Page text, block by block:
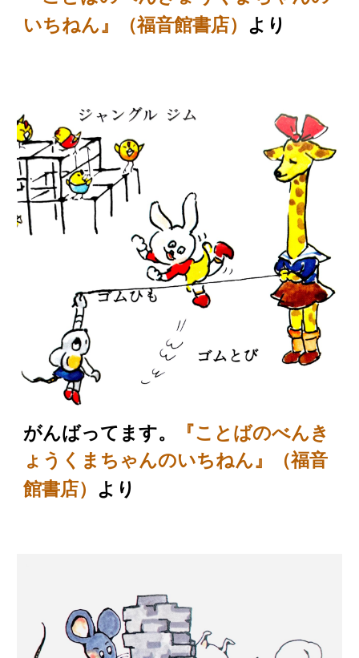
いちねん』（福音館書店） より
がんばってます。
『ことばのべんき
ょうくまちゃんのいちねん』（福音
館書店） より